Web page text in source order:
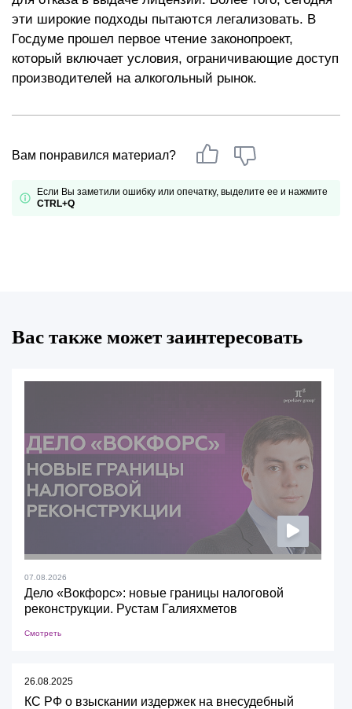
эти широкие подходы пытаются легализовать. В
Госдуме прошел первое чтение законопроект,
который включает условия, ограничивающие доступ
производителей на алкогольный рынок.
Вам понравился материал?
Если Вы заметили ошибку или опечатку, выделите ее и нажмите
CTRL+Q
Вас также может заинтересовать
07.08.2026
Дело «Вокфорс»: новые границы налоговой
реконструкции. Рустам Галияхметов
Смотреть
26.08.2025
КС РФ о взыскании издержек на внесудебный